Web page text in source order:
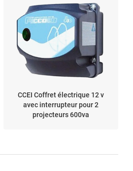
CCEI Coffret électrique 12 v
avec interrupteur pour 2
projecteurs 600va